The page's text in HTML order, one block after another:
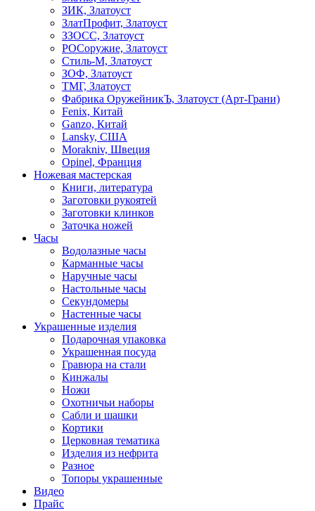
ЗИК, Златоуст
ЗлатПрофит, Златоуст
ЗЗОСС, Златоуст
РОСоружие, Златоуст
Стиль-М, Златоуст
ЗОФ, Златоуст
ТМГ, Златоуст
Фабрика ОружейникЪ, Златоуст (Арт-Грани)
Fenix, Китай
Ganzo, Китай
Lansky, США
Morakniv, Швеция
Opinel, Франция
Ножевая мастерская
Книги, литература
Заготовки рукоятей
Заготовки клинков
Заточка ножей
Часы
Водолазные часы
Карманные часы
Наручные часы
Настольные часы
Секундомеры
Настенные часы
Украшенные изделия
Подарочная упаковка
Украшенная посуда
Гравюра на стали
Кинжалы
Ножи
Охотничьи наборы
Сабли и шашки
Кортики
Церковная тематика
Изделия из нефрита
Разное
Топоры украшенные
Видео
Прайс